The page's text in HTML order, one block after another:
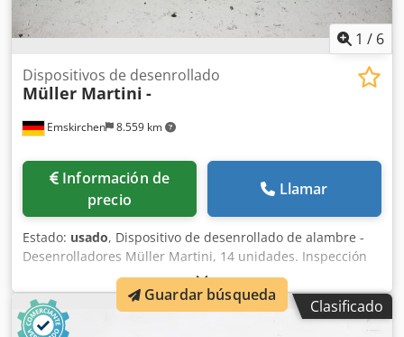
1 / 6
Emskirchen 8.559 km
Dispositivos de desenrollado
Müller Martini -
Información de
precio
Llamar
Estado: usado, Dispositivo de desenrollado de alambre -
Desenrolladores Müller Martini, 14 unidades. Inspección
en línea mediante videoconferencia por Skype. Nos
complacería mucho recibir su visita; tenemos más
máquinas en stock. Disponibles de inmediato; se pueden
inspeccionar. En stock en Emskirchen/Núremberg; se
Clasificado
Guardar búsqueda